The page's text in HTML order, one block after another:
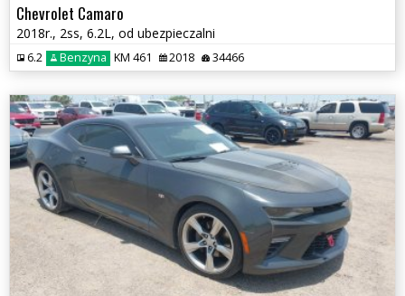
Chevrolet Camaro
2018r., 2ss, 6.2L, od ubezpieczalni
6.2 Benzyna KM 461 2018 34466